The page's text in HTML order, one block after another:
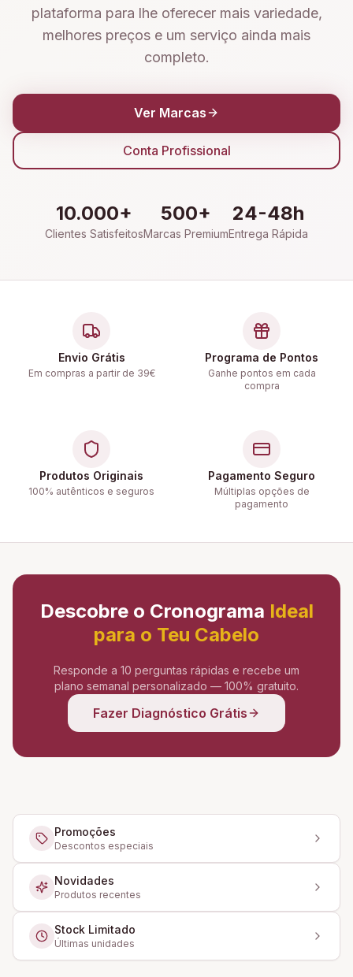
plataforma para lhe oferecer mais variedade,
melhores preços e um serviço ainda mais
completo.
Ver Marcas
Conta Profissional
10.000+
Clientes Satisfeitos
500+
Marcas Premium
24-48h
Entrega Rápida
Envio Grátis
Em compras a partir de 39€
Programa de Pontos
Ganhe pontos em cada
compra
Produtos Originais
100% autênticos e seguros
Pagamento Seguro
Múltiplas opções de
pagamento
Descobre o Cronograma Ideal
para o Teu Cabelo
Responde a 10 perguntas rápidas e recebe um
plano semanal personalizado — 100% gratuito.
Fazer Diagnóstico Grátis
Promoções
Descontos especiais
Novidades
Produtos recentes
Stock Limitado
Últimas unidades